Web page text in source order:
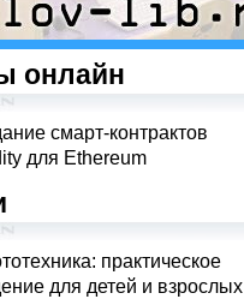
онлайн
смарт-контрактов
для Ethereum
практическое
для детей и взрослых